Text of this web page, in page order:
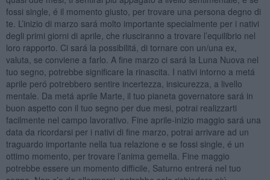
fossi single, é il momento giusto, per trovare una persona degno di
te. L’inizio di marzo sará molto importante specialmente per i nativi
degli primi giorni di aprile, che riusciranno a trovare l’equilibrio nel
loro rapporto. Ci sará la possibilitá, di tornare con un/una ex,
valuta, se conviene a farlo. A fine marzo ci sará la Luna Nuova nel
tuo segno, potrebbe significare la rinascita. I nativi intorno a metá
aprile peró potrebbero sentire incertezza, insicurezza, a livello
mentale. Da metá aprile Marte, il tuo pianeta governatore sará in
buon aspetto con il tuo segno per due mesi, potrai realizzarti
facilmente nel campo lavorativo. Fine aprile-inizio maggio sará una
data da ricordarsi per i nativi di fine marzo, potrai arrivare ad un
traguardo importante nella tua relazione e se fossi single, é un
ottimo momento, per trovare l’anima gemella. Fine maggio
potrebbe essere un momento difficile, Saturno entrerá nel tuo